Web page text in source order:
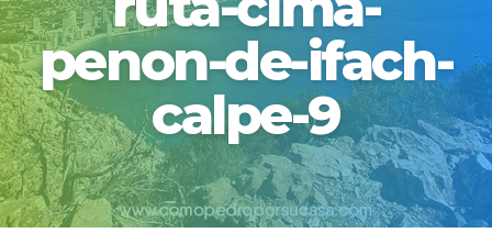
penon-de-ifach-
calpe-9